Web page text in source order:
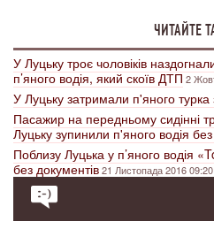
ЧИТАЙТЕ
У Луцьку троє чоловіків
п’яного водія, який скоїв ДТП2
У Луцьку затримали п'яного
Пасажир на передньому сидінні
Луцьку зупинили п'яного водія
Поблизу Луцька у п’яного водія
без документів21 Листопада 2016 09:20